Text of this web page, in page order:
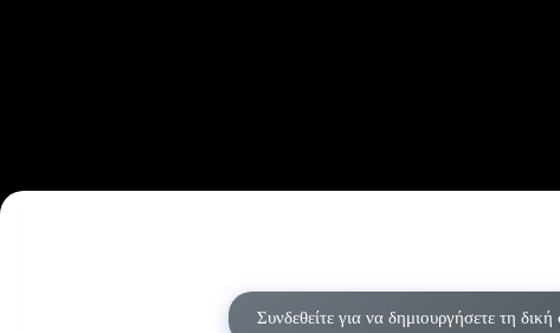
Συνδεθείτε για να δημιουργήσετε τη